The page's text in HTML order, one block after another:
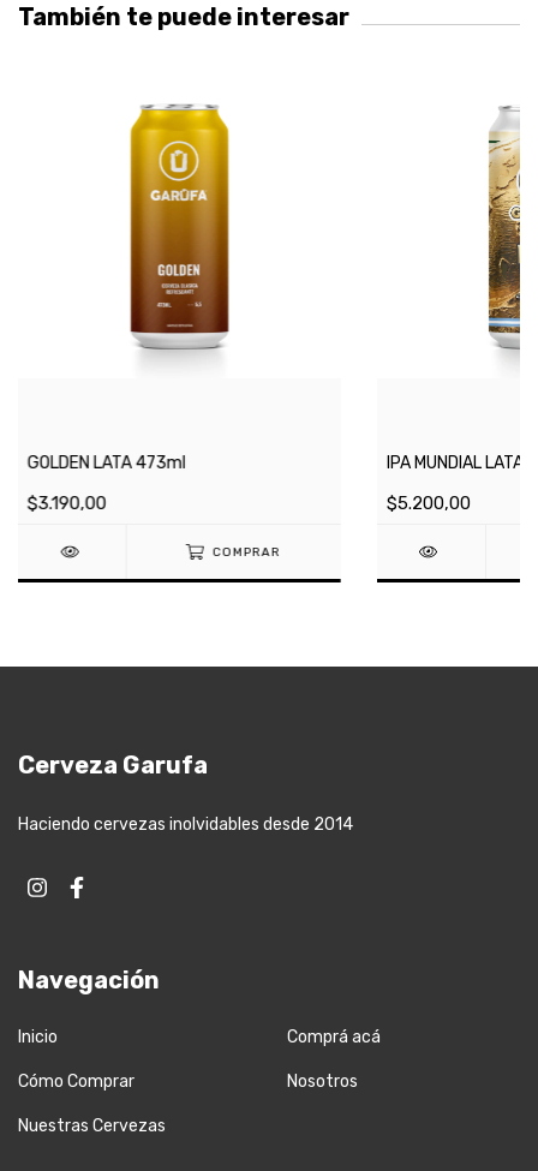
También te puede interesar
GOLDEN LATA 473ml
$3.190,00
COMPRAR
IPA MUNDIAL LATA
$5.200,00
Cerveza Garufa
Haciendo cervezas inolvidables desde 2014
Navegación
Inicio Comprá acá
Cómo Comprar Nosotros
Nuestras Cervezas